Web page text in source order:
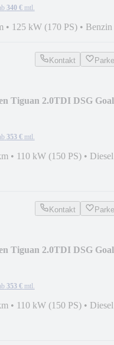
340 € mtl.
• 125 kW (170 PS) • Benzin
Kontakt
Tiguan 2.0TDI DSG Goal
353 € mtl.
• 110 kW (150 PS) • Diesel
Kontakt
Tiguan 2.0TDI DSG Goal
353 € mtl.
• 110 kW (150 PS) • Diesel